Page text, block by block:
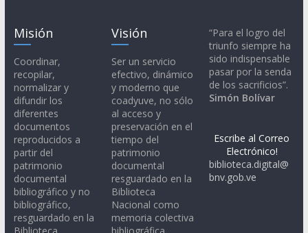
Misión
Coordinar,
recopilar,
normalizar y
difundir los
diferentes
documentos
reproducidos a
partir del
patrimonio
documental
bibliográfico y no
bibliográfico,
resguardado en la
Visión
Ser un servicio
efectivo, dinámico
y moderno que
coadyuve, no sólo
al acceso y
preservación en el
tiempo del
patrimonio
documental
resguardado en la
Biblioteca
Nacional como
memoria colectiva
“Para el logro del
triunfo siempre ha
sido indispensable
pasar por la senda
de los sacrificios”.
Simón Bolívar
Escribe al Correo
Electrónico!
biblioteca.digital@
bnv.gob.ve